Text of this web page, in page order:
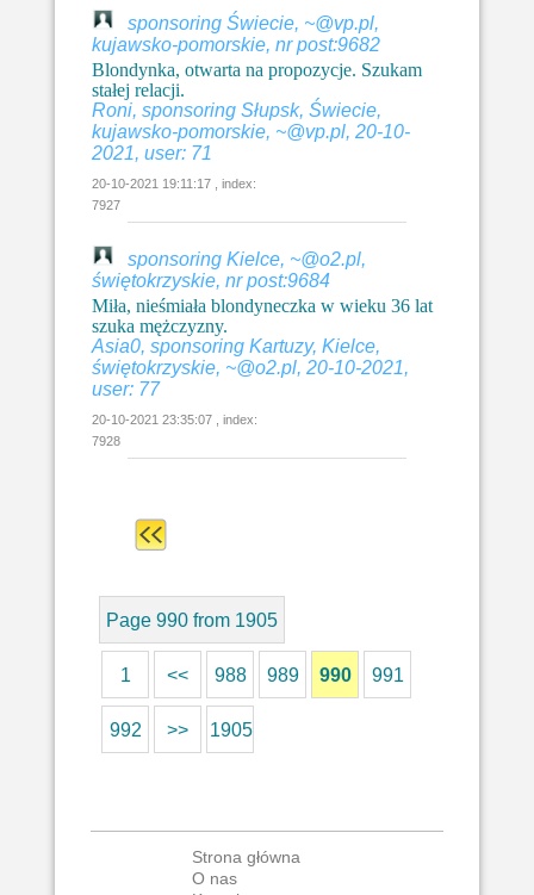
sponsoring Świecie, ~@vp.pl,
kujawsko-pomorskie, nr post:9682
Blondynka, otwarta na propozycje. Szukam
stałej relacji.
Roni, sponsoring Słupsk, Świecie,
kujawsko-pomorskie, ~@vp.pl, 20-10-
2021, user: 71
20-10-2021 19:11:17 , index:
7927
sponsoring Kielce, ~@o2.pl,
świętokrzyskie, nr post:9684
Miła, nieśmiała blondyneczka w wieku 36 lat
szuka mężczyzny.
Asia0, sponsoring Kartuzy, Kielce,
świętokrzyskie, ~@o2.pl, 20-10-2021,
user: 77
20-10-2021 23:35:07 , index:
7928
Page 990 from 1905
1 << 988 989 990 991
992 >> 1905
Strona główna
O nas